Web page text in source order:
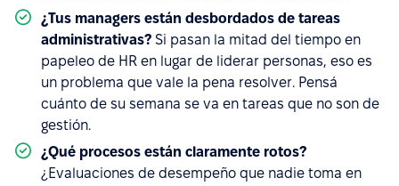
¿Tus managers están desbordados de tareas
administrativas? Si pasan la mitad del tiempo en
papeleo de HR en lugar de liderar personas, eso es
un problema que vale la pena resolver. Pensá
cuánto de su semana se va en tareas que no son de
gestión.
¿Qué procesos están claramente rotos?
¿Evaluaciones de desempeño que nadie toma en